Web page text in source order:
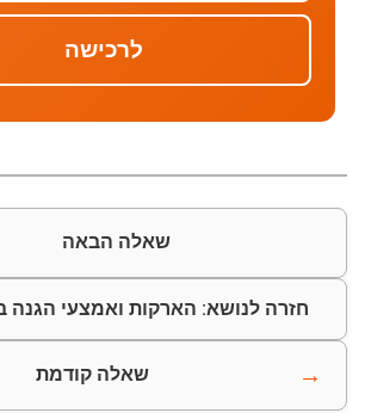
לרכישה
שאלה הבאה
חזרה לנושא: הארקות ואמצעי הגנה
→ שאלה קודמת